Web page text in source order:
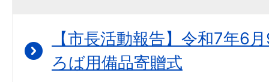
【市長活動報告】令和7年6
ろば用備品寄贈式